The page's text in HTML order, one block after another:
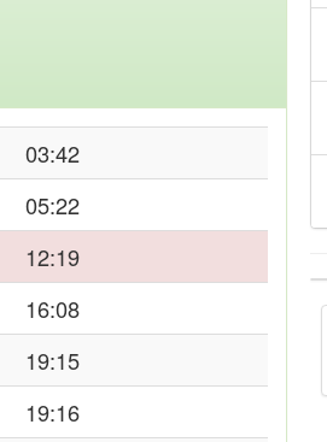
03:42
05:22
12:19
16:08
19:15
19:16